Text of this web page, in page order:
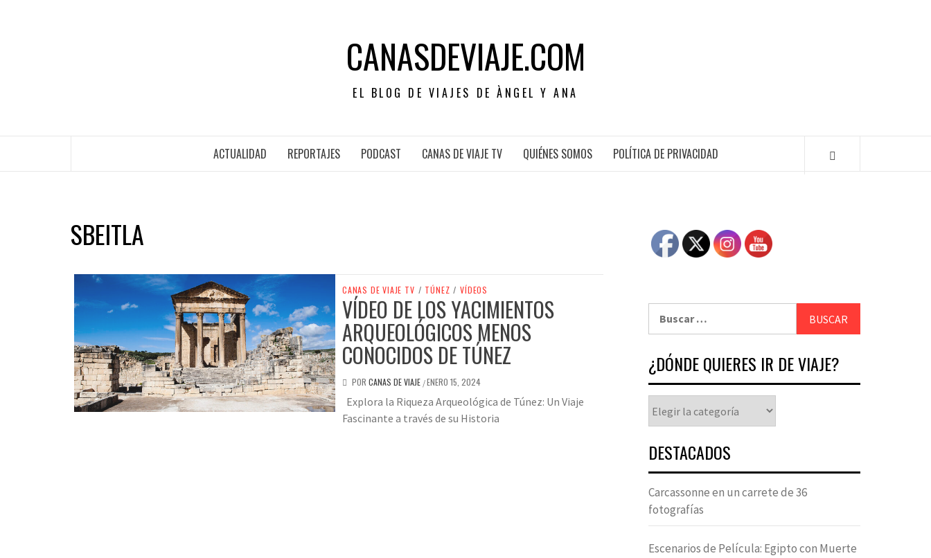
CANASDEVIAJE.COM
EL BLOG DE VIAJES DE ÀNGEL Y ANA
ACTUALIDAD REPORTAJES PODCAST CANAS DE VIAJE TV QUIÉNES SOMOS POLÍTICA DE PRIVACIDAD
SBEITLA
CANAS DE VIAJE TV / TÚNEZ / VÍDEOS
VÍDEO DE LOS YACIMIENTOS
ARQUEOLÓGICOS MENOS
CONOCIDOS DE TÚNEZ
POR CANAS DE VIAJE /ENERO 15, 2024
Explora la Riqueza Arqueológica de Túnez: Un Viaje
Fascinante a través de su Historia
¿DÓNDE QUIERES IR DE VIAJE?
DESTACADOS
Carcassonne en un carrete de 36
fotografías
Escenarios de Película: Egipto con Muerte